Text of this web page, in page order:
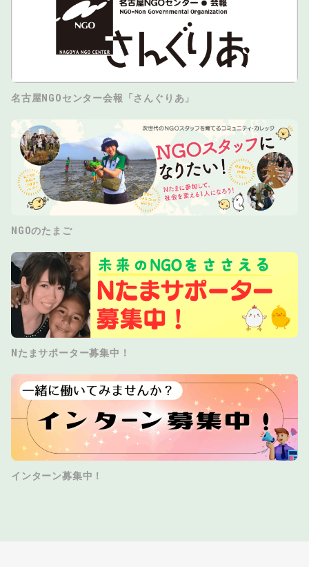
名古屋NGOセンター会報「さんぐりあ」
NGOのたまご
Nたまサポーター募集中！
インターン募集中！